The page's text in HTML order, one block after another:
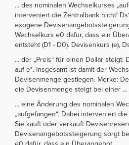
... des nominalen Wechselkurses
interveniert die Zentralbank nicht!
exogene
Wechselkurs e0 dafür, dass ein
entsteht (D1 - D0). Devisenkurs (e),
... der „Preis“ für einen Dollar steigt:
auf e*. Insgesamt ist damit der
Devisenmenge gestiegen. Merke:
die Devisenmenge steigt bei einer ...
... eine Änderung des nominalen
„aufgefangen“. Dabei interveniert
Sie kauft oder verkauft
Devisenangebotssteigerung sorgt